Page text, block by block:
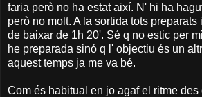
faria però no ha estat així. N' hi ha
però no molt. A la sortida tots
de baixar de 1h 20'. Sé q no estic per
he preparada sinó q l' objectiu és un
aquest temps ja me va bé.
Com és habitual en jo agaf el ritme des